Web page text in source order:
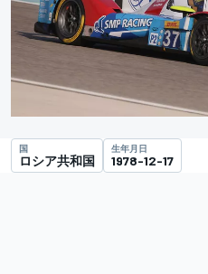
国
ロシア共和国
生年月日
1978-12-17